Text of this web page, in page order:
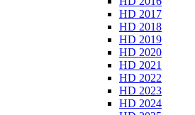
HD 2017
HD 2018
HD 2019
HD 2020
HD 2021
HD 2022
HD 2023
HD 2024